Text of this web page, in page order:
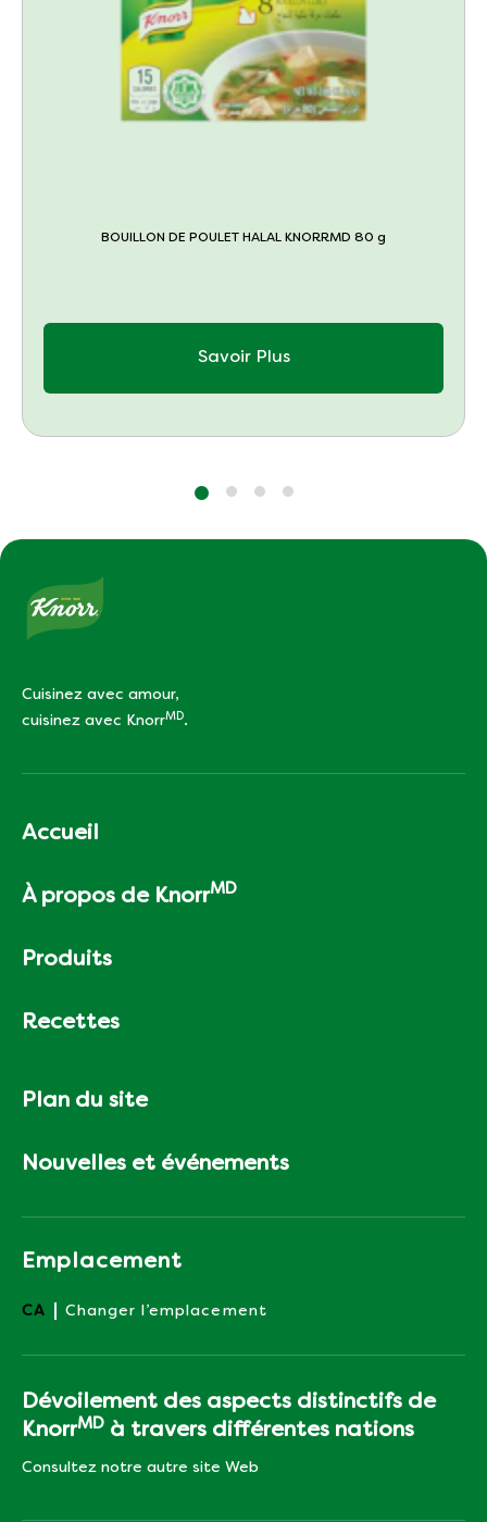
BOUILLON DE POULET HALAL KNORRMD 80 g
Savoir Plus
Cuisinez avec amour,
cuisinez avec KnorrMD.
Accueil
À propos de KnorrMD
Produits
Recettes
Plan du site
Nouvelles et événements
Emplacement
CA Changer l’emplacement
Dévoilement des aspects distinctifs de
KnorrMD à travers différentes nations
Consultez notre autre site Web